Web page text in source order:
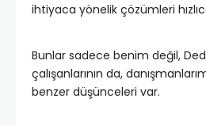
ihtiyaca yönelik çözümleri
Bunlar sadece benim değil,
çalışanlarının da,
benzer düşünceleri var.